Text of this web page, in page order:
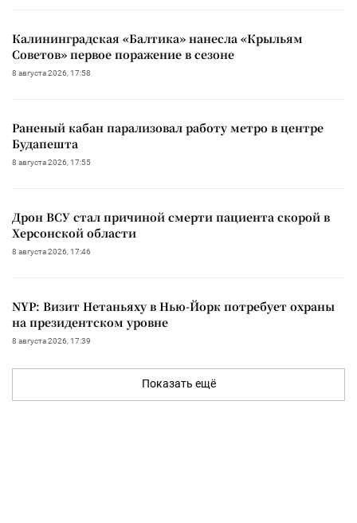
Калининградская «Балтика» нанесла «Крыльям
Советов» первое поражение в сезоне
8 августа 2026, 17:58
Раненый кабан парализовал работу метро в центре
Будапешта
8 августа 2026, 17:55
Дрон ВСУ стал причиной смерти пациента скорой в
Херсонской области
8 августа 2026, 17:46
NYP: Визит Нетаньяху в Нью-Йорк потребует охраны
на президентском уровне
8 августа 2026, 17:39
Показать ещё